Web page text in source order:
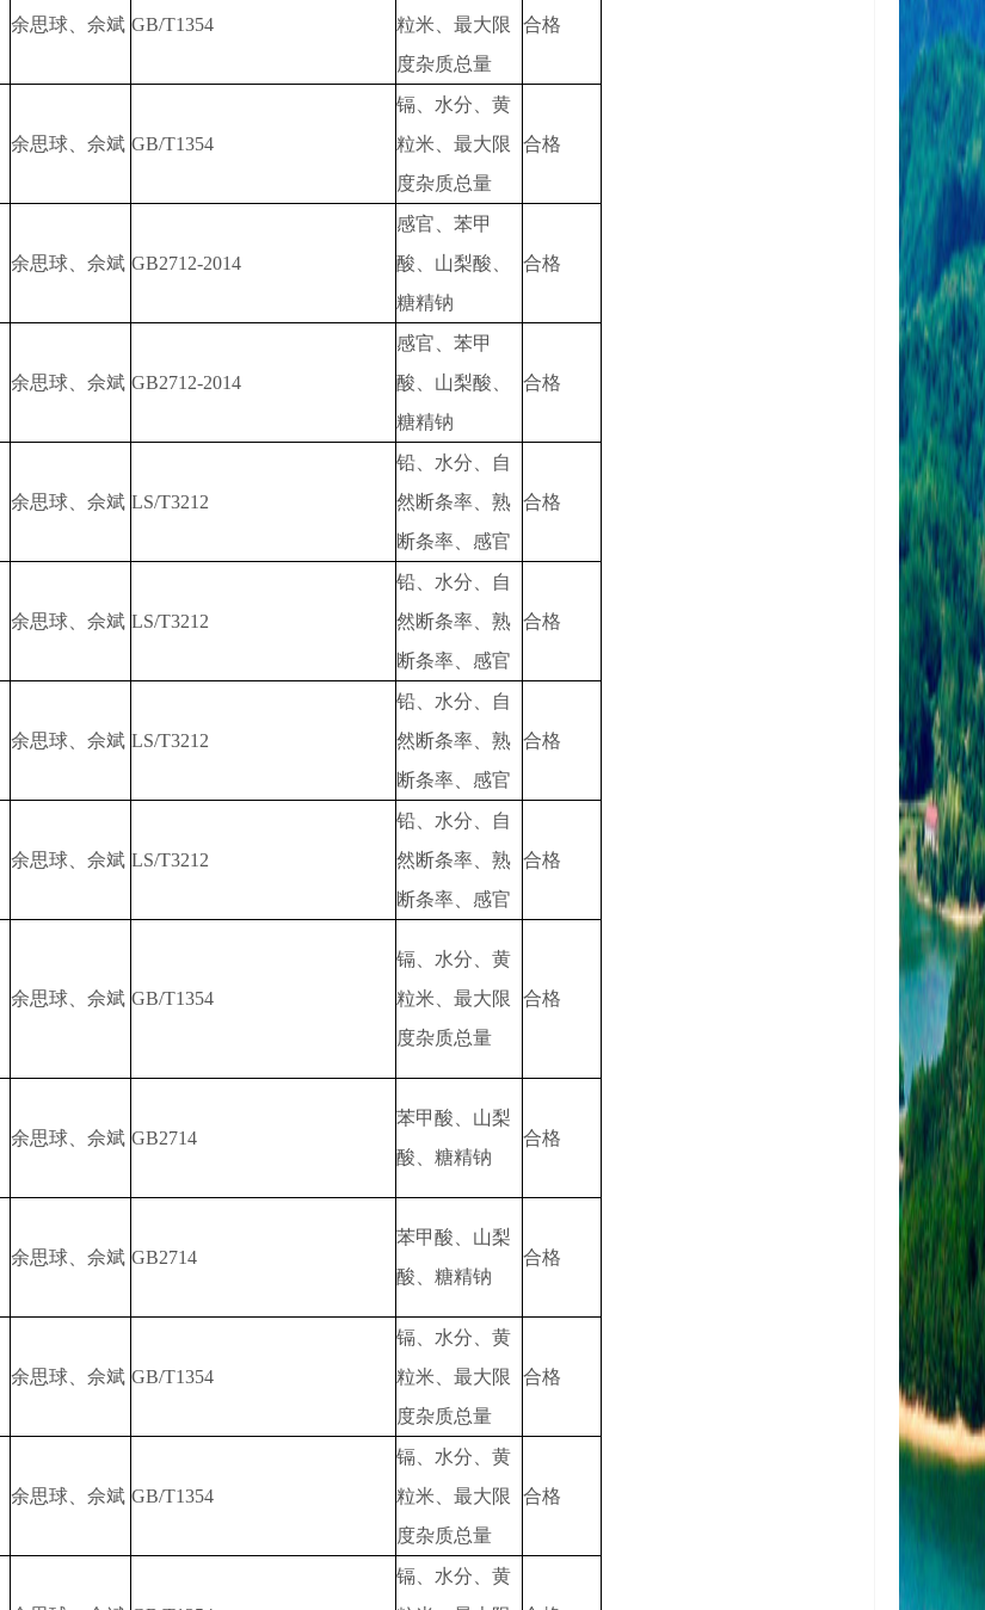
余思球、佘斌 GB/T1354
粒米、最大限
度杂质总量
合格
余思球、佘斌 GB/T1354
镉、水分、黄
粒米、最大限
度杂质总量
合格
余思球、佘斌 GB2712-2014
感官、苯甲
酸、山梨酸、
糖精钠
合格
余思球、佘斌 GB2712-2014
感官、苯甲
酸、山梨酸、
糖精钠
合格
余思球、佘斌 LS/T3212
铅、水分、自
然断条率、熟
断条率、感官
合格
余思球、佘斌 LS/T3212
铅、水分、自
然断条率、熟
断条率、感官
合格
余思球、佘斌 LS/T3212
铅、水分、自
然断条率、熟
断条率、感官
合格
余思球、佘斌 LS/T3212
铅、水分、自
然断条率、熟
断条率、感官
合格
余思球、佘斌 GB/T1354
镉、水分、黄
粒米、最大限
度杂质总量
合格
余思球、佘斌 GB2714
苯甲酸、山梨
酸、糖精钠
合格
余思球、佘斌 GB2714
苯甲酸、山梨
酸、糖精钠
合格
余思球、佘斌 GB/T1354
镉、水分、黄
粒米、最大限
度杂质总量
合格
余思球、佘斌 GB/T1354
镉、水分、黄
粒米、最大限
度杂质总量
合格
镉、水分、黄